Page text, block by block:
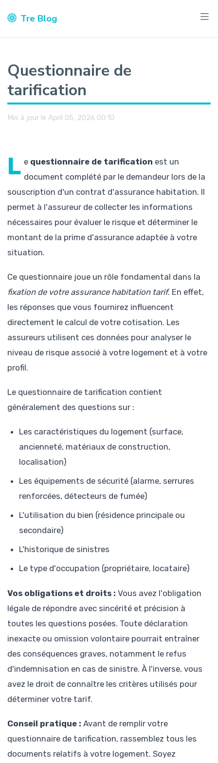
Tre Blog
Questionnaire de
tarification
Mis à jour le April 05, 2026 00:10
L e questionnaire de tarification est un
document complété par le demandeur lors de la
souscription d'un contrat d'assurance habitation. Il
permet à l'assureur de collecter les informations
nécessaires pour évaluer le risque et déterminer le
montant de la prime d'assurance adaptée à votre
situation.
Ce questionnaire joue un rôle fondamental dans la
fixation de votre assurance habitation tarif. En effet,
les réponses que vous fournirez influencent
directement le calcul de votre cotisation. Les
assureurs utilisent ces données pour analyser le
niveau de risque associé à votre logement et à votre
profil.
Le questionnaire de tarification contient
généralement des questions sur :
Les caractéristiques du logement (surface,
ancienneté, matériaux de construction,
localisation)
Les équipements de sécurité (alarme, serrures
renforcées, détecteurs de fumée)
L'utilisation du bien (résidence principale ou
secondaire)
L'historique de sinistres
Le type d'occupation (propriétaire, locataire)
Vos obligations et droits : Vous avez l'obligation
légale de répondre avec sincérité et précision à
toutes les questions posées. Toute déclaration
inexacte ou omission volontaire pourrait entraîner
des conséquences graves, notamment le refus
d'indemnisation en cas de sinistre. À l'inverse, vous
avez le droit de connaître les critères utilisés pour
déterminer votre tarif.
Conseil pratique : Avant de remplir votre
questionnaire de tarification, rassemblez tous les
documents relatifs à votre logement. Soyez